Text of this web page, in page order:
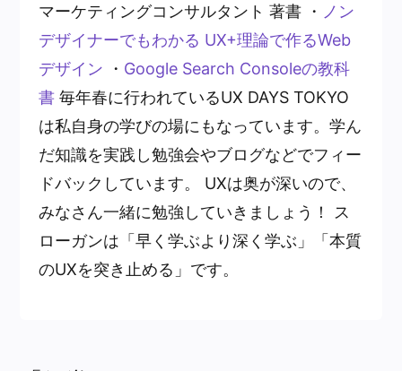
マーケティングコンサルタント 著書 ・ ノン
デザイナーでもわかる UX+理論で作るWeb
デザイン ・ Google Search Consoleの教科
書毎年春に行われているUX DAYS TOKYO
は私自身の学びの場にもなっています。学ん
だ知識を実践し勉強会やブログなどでフィー
ドバックしています。 UXは奥が深いので、
みなさん一緒に勉強していきましょう！ ス
ローガンは「早く学ぶより深く学ぶ」「本質
のUXを突き止める」です。